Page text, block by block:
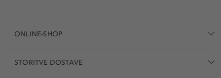
ONLINE-SHOP
STORITVE DOSTAVE